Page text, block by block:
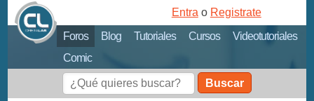
Foros Blog Tutoriales Cursos
Videotutoriales
Comic
Entra o Registrate
Buscar